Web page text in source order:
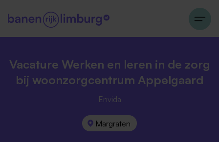
Vacature Werken en leren in de zorg
bij woonzorgcentrum Appelgaard
Envida
Margraten